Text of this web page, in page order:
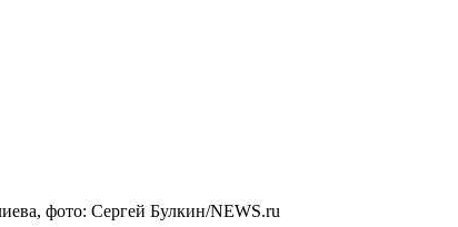
фото: Сергей Булкин/NEWS.ru